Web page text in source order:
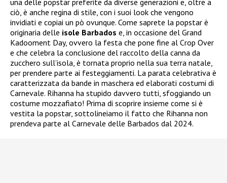
ciò, è anche regina di stile, con i suoi look che vengono
invidiati e copiai un pò ovunque. Come saprete la popstar è
originaria delle isole Barbados e, in occasione del Grand
Kadooment Day, ovvero la festa che pone fine al Crop Over
e che celebra la conclusione del raccolto della canna da
zucchero sull’isola, è tornata proprio nella sua terra natale,
per prendere parte ai festeggiamenti. La parata celebrativa è
caratterizzata da bande in maschera ed elaborati costumi di
Carnevale. Rihanna ha stupido davvero tutti, sfoggiando un
costume mozzafiato! Prima di scoprire insieme come si è
vestita la popstar, sottolineiamo il fatto che Rihanna non
prendeva parte al Carnevale delle Barbados dal 2024.